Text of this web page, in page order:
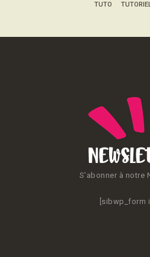
TUTO
S'abonner à notre
[sibwp_form